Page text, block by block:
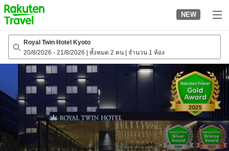
to
top
page
NEW
Royal Twin Hotel Kyoto
20/8/2026 - 21/8/2026 ทั้งหมด 2 คน จำนวน 1 ห้อง